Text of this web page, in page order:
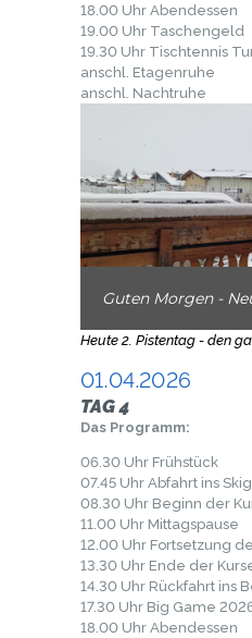
18.00 Uhr Abendessen
19.00 Uhr Taschengeld
19.30 Uhr Tischtennis
anschl. Etagenruhe
anschl. Nachtruhe
Guten Morgen -
Heute 2. Pistentag - den
01.04.2026
TAG 4
Das Programm:
06.30 Uhr Frühstück
07.45 Uhr Abfahrt ins
08.30 Uhr Beginn der
11.00 Uhr Mittagspause
12.00 Uhr Fortsetzung
13.30 Uhr Ende der
14.30 Uhr Rückfahrt ins
17.30 Uhr Big Game
18.00 Uhr Abendessen